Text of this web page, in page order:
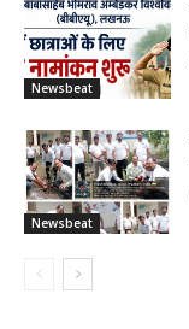
Newsbeat
Newsbeat